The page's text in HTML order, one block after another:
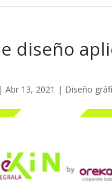
diseño
|Abr 13, 2021 | Diseño